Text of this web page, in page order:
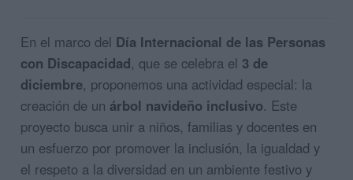
En el marco del Día Internacional de las Personas
con Discapacidad, que se celebra el 3 de
diciembre, proponemos una actividad especial: la
creación de un árbol navideño inclusivo. Este
proyecto busca unir a niños, familias y docentes en
un esfuerzo por promover la inclusión, la igualdad y
el respeto a la diversidad en un ambiente festivo y